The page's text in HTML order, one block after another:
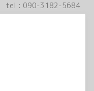
tel : 090-3182-5684